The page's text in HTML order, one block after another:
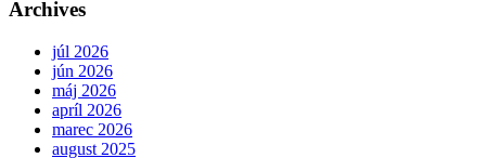
Archives
júl 2026
jún 2026
máj 2026
apríl 2026
marec 2026
august 2025